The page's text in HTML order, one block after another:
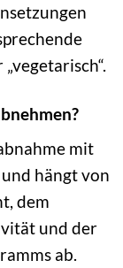
mit
hängt von
dem
und der
ab.